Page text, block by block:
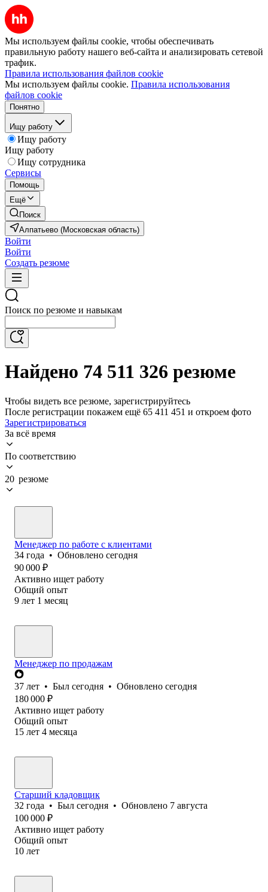
Мы используем файлы cookie, чтобы обеспечивать
правильную работу нашего веб-сайта и анализировать сетевой
трафик.
Правила использования файлов cookie
Мы используем файлы cookie. Правила использования
файлов cookie
Понятно
Ищу работу
Ищу работу
Ищу работу
Ищу сотрудника
Сервисы
Помощь
Ещё
Поиск
Алпатьево (Московская область)
Войти
Войти
Создать резюме
Поиск по резюме и навыкам
Найдено 74 511 326 резюме
Чтобы видеть все резюме, зарегистрируйтесь
После регистрации покажем ещё 65 411 451 и откроем фото
Зарегистрироваться
За всё время
По соответствию
20 резюме
Менеджер по работе с клиентами
34 года • Обновлено сегодня
90 000 ₽
Активно ищет работу
Общий опыт
9 лет 1 месяц
Менеджер по продажам
37 лет • Был сегодня • Обновлено сегодня
180 000 ₽
Активно ищет работу
Общий опыт
15 лет 4 месяца
Старший кладовщик
32 года • Был сегодня • Обновлено 7 августа
100 000 ₽
Активно ищет работу
Общий опыт
10 лет